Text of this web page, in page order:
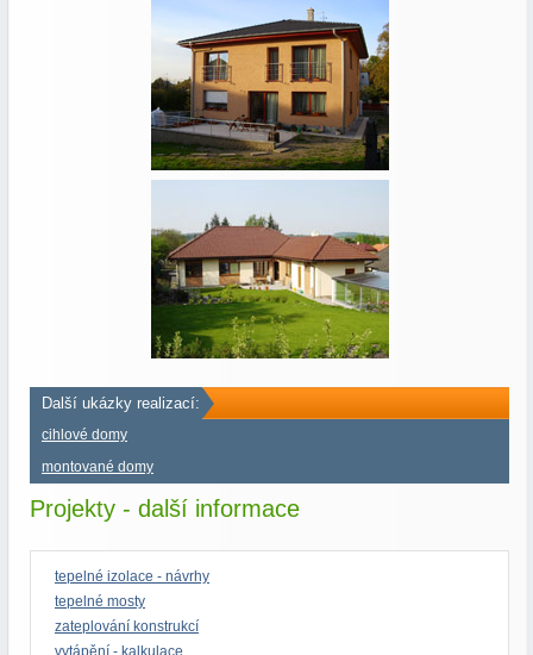
Další ukázky realizací:
cihlové domy
montované domy
Projekty - další informace
tepelné izolace - návrhy
tepelné mosty
zateplování konstrukcí
vytápění - kalkulace